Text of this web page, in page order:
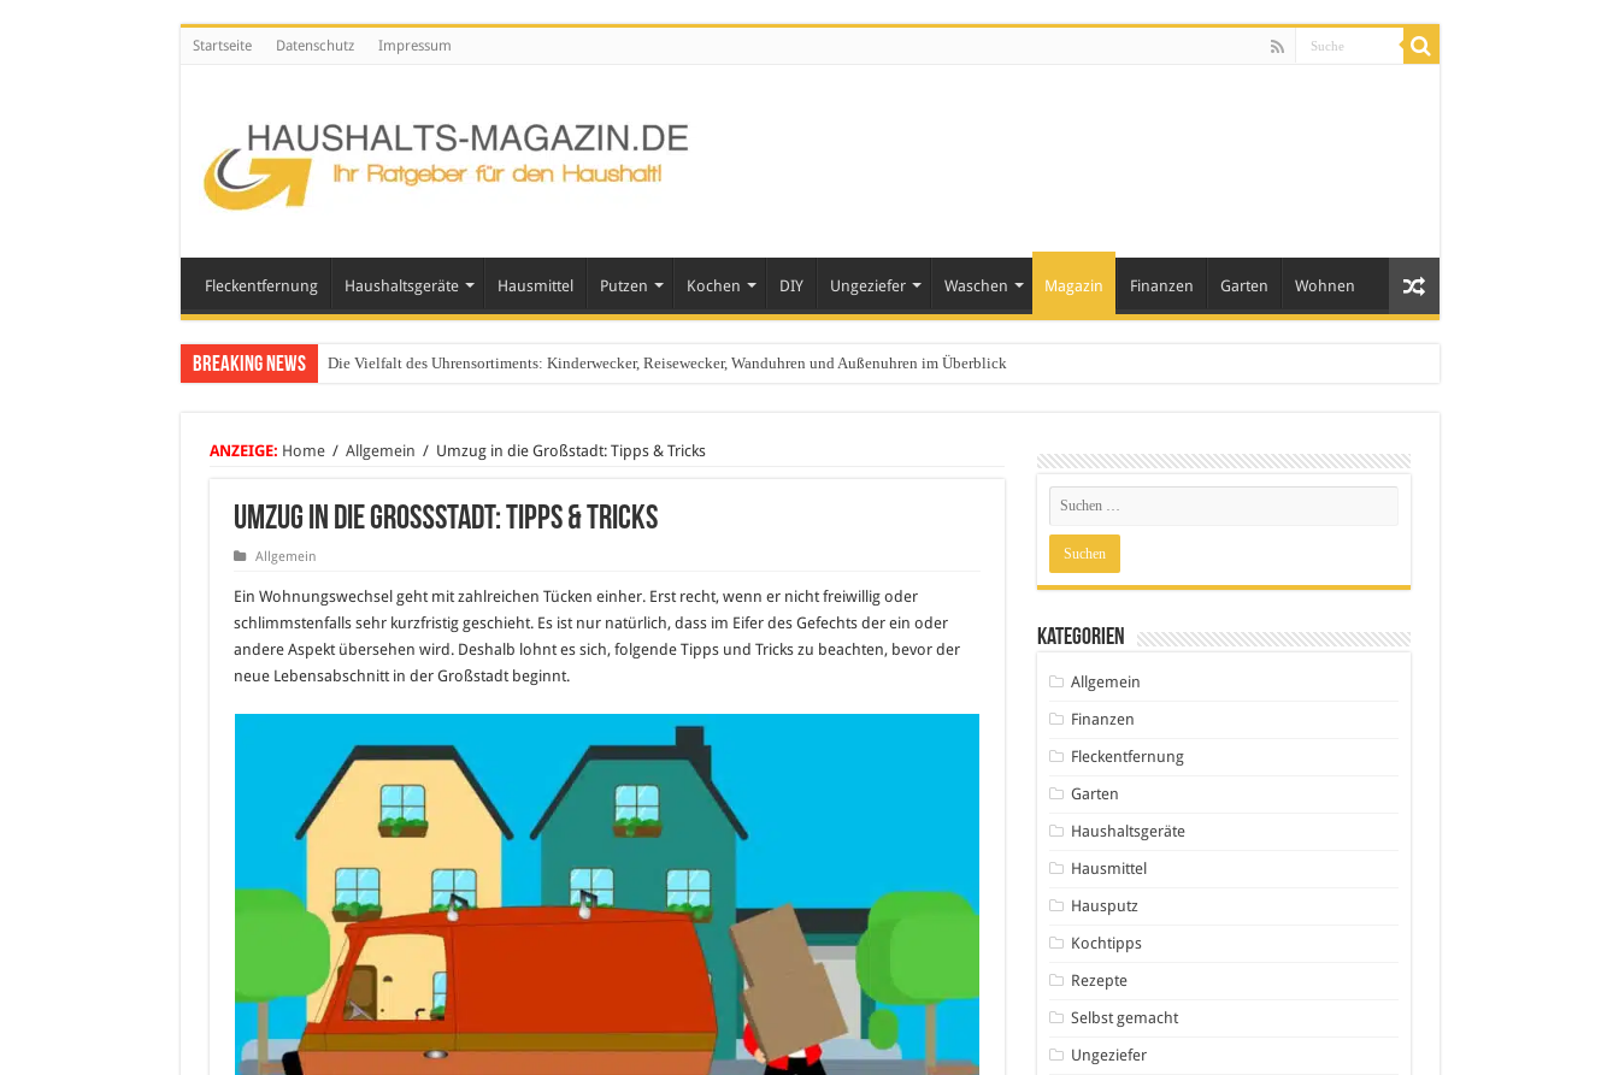
Startseite Datenschutz Impressum
Fleckentfernung Haushaltsgeräte Hausmittel Putzen Kochen DIY Ungeziefer Waschen Magazin Finanzen Garten Wohnen
Breaking News Die Vielfalt des Uhrensortiments: Kinderwecker, Reisewecker, Wanduhren und Außenuhren im Überblick
ANZEIGE: Home / Allgemein / Umzug in die Großstadt: Tipps & Tricks
Umzug in die Großstadt: Tipps & Tricks
Allgemein
Ein Wohnungswechsel geht mit zahlreichen Tücken einher. Erst recht, wenn er nicht freiwillig oder
schlimmstenfalls sehr kurzfristig geschieht. Es ist nur natürlich, dass im Eifer des Gefechts der ein oder
andere Aspekt übersehen wird. Deshalb lohnt es sich, folgende Tipps und Tricks zu beachten, bevor der
neue Lebensabschnitt in der Großstadt beginnt.
Kategorien
Allgemein
Finanzen
Fleckentfernung
Garten
Haushaltsgeräte
Hausmittel
Hausputz
Kochtipps
Rezepte
Selbst gemacht
Ungeziefer